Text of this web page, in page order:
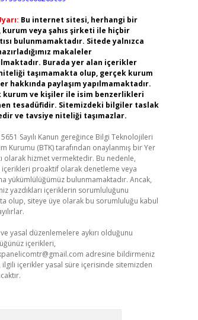
Bu internet sitesi, herhangi bir
kurum veya şahıs şirketi ile hiçbir
bulunmamaktadır. Sitede yalnızca
makaleler
Burada yer alan içerikler
taşımamakta olup, gerçek kurum
hakkında paylaşım yapılmamaktadır.
kurum ve kişiler ile isim benzerlikleri
tesadüfidir. Sitemizdeki bilgiler taslak
ve tavsiye niteliği taşımazlar.
Sayılı Kanun gereğince Bilgi Teknolojileri
Kurumu (BTK) tarafından onaylanmış bir Yer
olarak hizmet vermektedir. Bu nedenle,
içerikleri proaktif olarak denetleme veya
yükümlülüğümüz bulunmamaktadır. Ancak,
yazdıkları içeriklerin sorumluluğunu
olup, siteye üye olarak bu sorumluluğu kabul
yasal düzenlemelere aykırı olduğunu
içerikleri,
adresine bildirmeniz
ilgili içerikler yasal süre içerisinde sitemizden